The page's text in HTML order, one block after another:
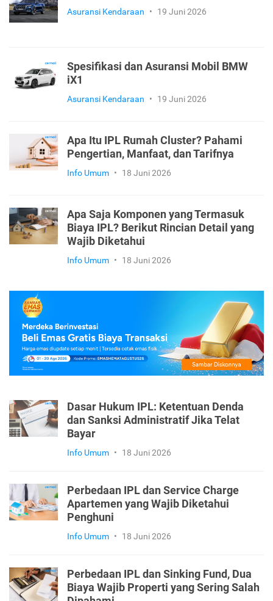
Asuransi Kendaraan • 19 Juni 2026
Spesifikasi dan Asuransi Mobil BMW
iX1
Asuransi Kendaraan • 19 Juni 2026
Apa Itu IPL Rumah Cluster? Pahami
Pengertian, Manfaat, dan Tarifnya
Info Umum • 18 Juni 2026
Apa Saja Komponen yang Termasuk
Biaya IPL? Berikut Rincian Detail yang
Wajib Diketahui
Info Umum • 18 Juni 2026
Dasar Hukum IPL: Ketentuan Denda
dan Sanksi Administratif Jika Telat
Bayar
Info Umum • 18 Juni 2026
Perbedaan IPL dan Service Charge
Apartemen yang Wajib Diketahui
Penghuni
Info Umum • 18 Juni 2026
Perbedaan IPL dan Sinking Fund, Dua
Biaya Wajib Properti yang Sering Salah